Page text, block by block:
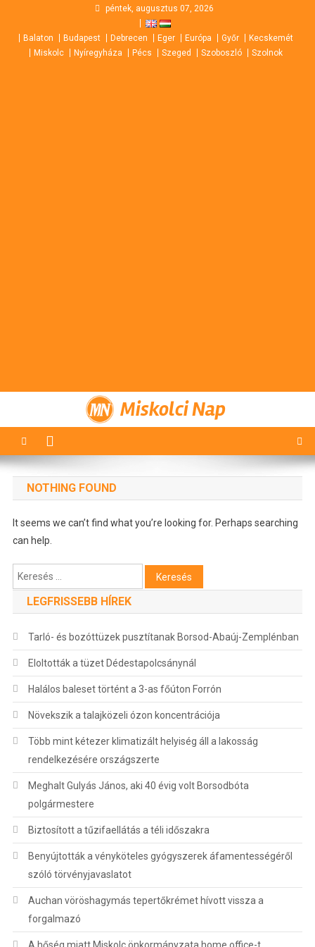
content
péntek, augusztus 07, 2026
Balaton Budapest Debrecen Eger Európa Győr
Kecskemét
Miskolc
Nyíregyháza Pécs Szeged Szoboszló Szolnok
Miskolci Nap
NOTHING FOUND
It seems we can’t find what you’re looking for. Perhaps searching
can help.
Keresés:
LEGFRISSEBB HÍREK
Tarló- és bozóttüzek pusztítanak Borsod-Abaúj-Zemplénban
Eloltották a tüzet Dédestapolcsánynál
Halálos baleset történt a 3-as főúton Forrón
Növekszik a talajközeli ózon koncentrációja
Több mint kétezer klimatizált helyiség áll a lakosság
rendelkezésére országszerte
Meghalt Gulyás János, aki 40 évig volt Borsodbóta
polgármestere
Biztosított a tűzifaellátás a téli időszakra
Benyújtották a vényköteles gyógyszerek áfamentességéről
szóló törvényjavaslatot
Auchan vöröshagymás tepertőkrémet hívott vissza a
forgalmazó